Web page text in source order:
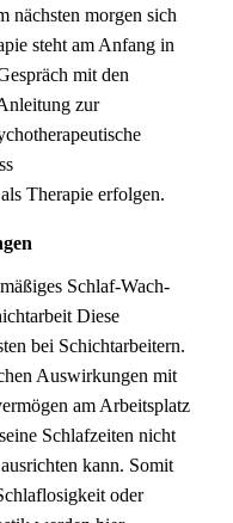
nächsten morgen sich
steht am Anfang in
mit den
zur
Therapie erfolgen.
Schlaf-Wach-
Diese
bei Schichtarbeitern.
Auswirkungen mit
am Arbeitsplatz
Schlafzeiten nicht
kann. Somit
oder